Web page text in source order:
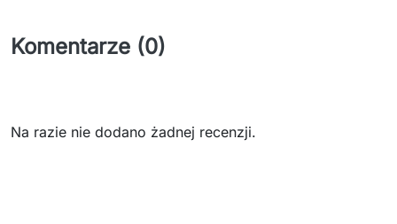
Komentarze (0)
Na razie nie dodano żadnej recenzji.